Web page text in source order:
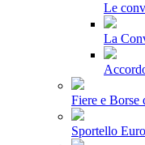
Le
La
Fiere e Borse
Sportello